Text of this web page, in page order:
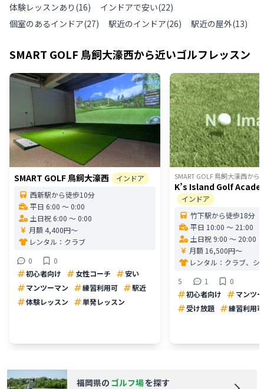
体験レッスンあり (16) インドアで安い(22)
個室のあるインドア(27) 駅近のインドア(26) 駅近の屋外(13)
SMART GOLF 鳥飼大濠西から近いゴルフレッスン
SMART GOLF 鳥飼大濠西
インドア
西新駅から徒歩10分
平日 6:00 〜 0:00
土日祝 6:00 〜 0:00
月額 4,400円〜
レンタル： クラブ
0
0
初心者向け
女性コーチ
安い
マンツーマン
練習利用可
駅近
体験レッスン
単発レッスン
SMART GOLF 鳥飼大濠西から
K’s Island Golf
インドア
竹下駅から徒歩18分
平日 10:00 〜 21:00
土日祝 9:00 〜 20:00
月額 16,500円〜
レンタル： クラブ、シ
5
1
0
初心者向け
マンツ
受け放題
練習利用可
福岡県の ゴルフ場を探す